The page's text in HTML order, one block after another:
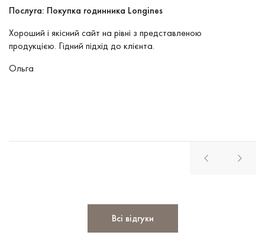
Послуга: Покупка годинника Longines
Хороший і якісний сайт на рівні з представленою
продукцією. Гідний підхід до клієнта.
Ольга
Всі відгуки